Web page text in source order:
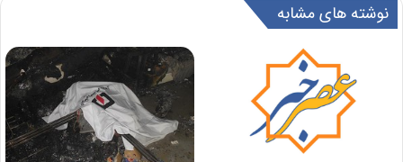
نوشته های مشابه